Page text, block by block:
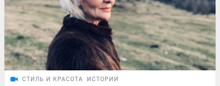
СТИЛЬ И КРАСОТА ИСТОРИИ